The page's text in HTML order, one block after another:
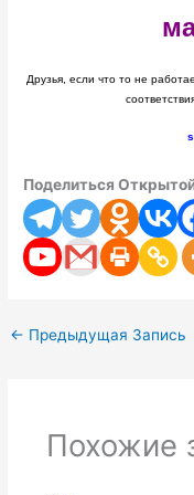
Друзья, если что то не
Поделиться
← Предыдущая Запись
Похожие